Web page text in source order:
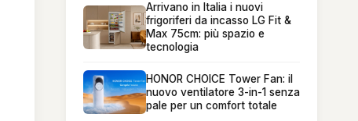
Arrivano in Italia i nuovi
frigoriferi da incasso LG Fit &
Max 75cm: più spazio e
tecnologia
HONOR CHOICE Tower Fan: il
nuovo ventilatore 3-in-1 senza
pale per un comfort totale